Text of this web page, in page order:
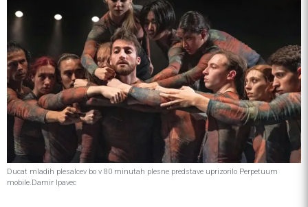
Ducat mladih plesalcev bo v 80 minutah plesne predstave uprizorilo Perpetuum
mobile.Damir Ipavec